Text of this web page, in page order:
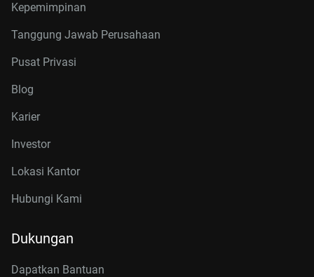
Kepemimpinan
Tanggung Jawab Perusahaan
Pusat Privasi
Blog
Karier
Investor
Lokasi Kantor
Hubungi Kami
Dukungan
Dapatkan Bantuan